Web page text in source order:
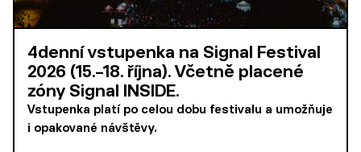
4denní vstupenka na Signal Festival
2026 (15.–18. října). Včetně placené
zóny Signal INSIDE.
Vstupenka platí po celou dobu festivalu a umožňuje
i opakované návštěvy.